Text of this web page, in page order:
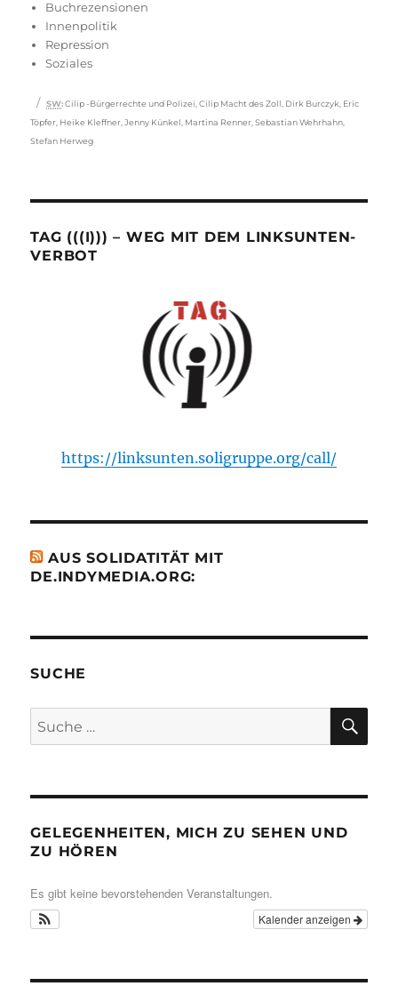
amBuchrezensionen
Innenpolitik
Repression
Soziales
Schlagwörter
SW: Cilip -Bürgerrechte und Polizei ,Cilip Macht des Zoll Dirk Burczyk Eric
Töpfer Heike Kleffner ,Jenny Künkel Martina Renner ,Sebastian Wehrhahn
Stefan Herweg
TAG (((I))) – WEG MIT DEM LINKSUNTEN-
VERBOT
https://linksunten.soligruppe.org/call/
AUS SOLIDATITÄT MIT
DE.INDYMEDIA.ORG:
SUCHE
Suche
nach:
GELEGENHEITEN, MICH ZU SEHEN UND
ZU HÖREN
Es gibt keine bevorstehenden Veranstaltungen.
Kalender anzeigen